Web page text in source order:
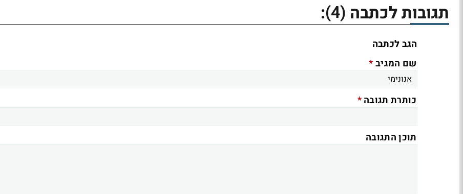
תגובות לכתבה (4)
:
הגב לכתבה
שם המגיב*
כותרת תגובה*
תוכן התגובה